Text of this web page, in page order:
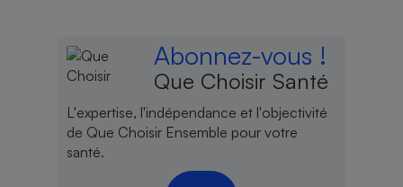
Abonnez-vous !
Que Choisir Santé
L'expertise, l'indépendance et l'objectivité
de Que Choisir Ensemble pour votre
santé.